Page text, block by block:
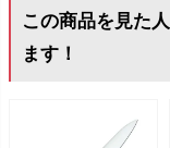
この商品を見た
ます！